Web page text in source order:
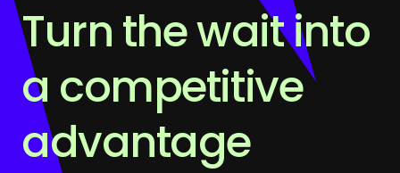
Turn the wait into
a competitive
advantage